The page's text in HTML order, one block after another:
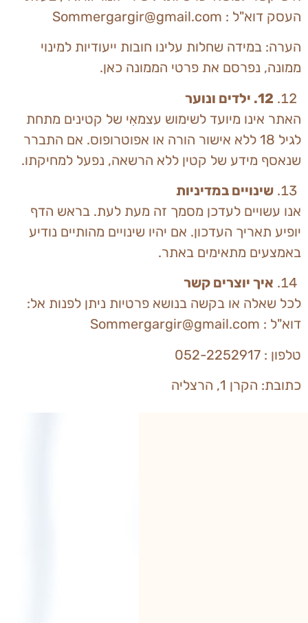
העסק דוא"ל : Sommergargir@gmail.com
הערה: במידה שחלות עלינו חובות ייעודיות למינוי
ממונה, נפרסם את פרטי הממונה כאן.
12. ילדים ונוער
האתר אינו מיועד לשימוש עצמאִי של קטינים מתחת
לגיל 18 ללא אישור הורה או אפוטרופוס. אם התברר
שנאסף מידע של קטין ללא הרשאה, נפעל למחיקתו.
שינויים במדיניות
אנו עשויים לעדכן מסמך זה מעת לעת. בראש הדף
יופיע תאריך העדכון. אם יהיו שינויים מהותיים נודיע
באמצעים מתאימים באתר.
איך יוצרים קשר
לכל שאלה או בקשה בנושא פרטיות ניתן לפנות אל:
דוא"ל : Sommergargir@gmail.com
טלפון : 052-2252917
כתובת: הקרן 1, הרצליה